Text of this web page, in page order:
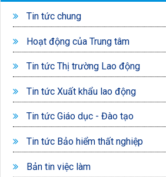
Tin tức chung
Hoạt động của Trung tâm
Tin tức Thị trường Lao động
Tin tức Xuất khẩu lao động
Tin tức Giáo dục - Đào tạo
Tin tức Bảo hiểm thất nghiệp
Bản tin việc làm